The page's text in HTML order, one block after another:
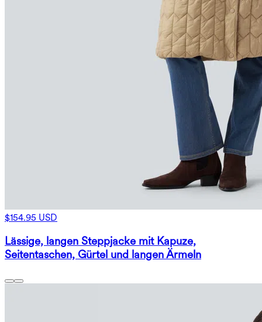
$154.95 USD
Lässige, langen Steppjacke mit Kapuze,
Seitentaschen, Gürtel und langen Ärmeln